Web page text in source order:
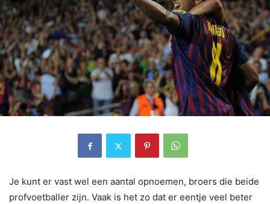
Je kunt er vast wel een aantal opnoemen, broers die beide
profvoetballer zijn. Vaak is het zo dat er eentje veel beter